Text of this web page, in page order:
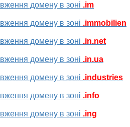
домену в зоні .im
домену в зоні .immobilien
домену в зоні .in.net
домену в зоні .in.ua
домену в зоні .industries
домену в зоні .info
домену в зоні .ing